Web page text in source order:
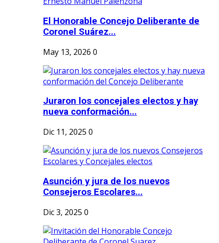
El Honorable Concejo Deliberante de
Coronel Suárez...
May 13, 2026 0
Juraron los concejales electos y hay
nueva conformación...
Dic 11, 2025 0
Asunción y jura de los nuevos
Consejeros Escolares...
Dic 3, 2025 0